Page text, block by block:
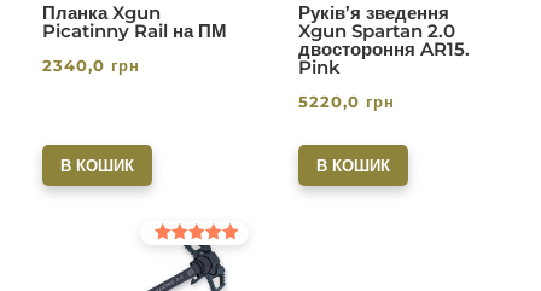
Планка Xgun
Picatinny Rail на ПМ
2340,0 грн
В КОШИК
Руків’я зведення
Xgun Spartan 2.0
двостороння AR15.
Pink
5220,0 грн
В КОШИК
Оцінено в
з 5